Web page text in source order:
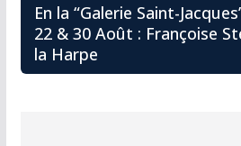
En la “Galerie Saint-
22 & 30 Août : Françoise
la Harpe